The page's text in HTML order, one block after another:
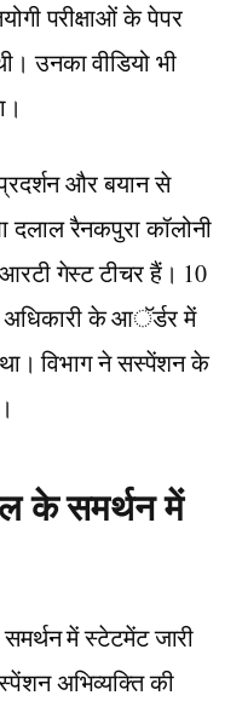
परीक्षाओं के पेपर
उनका वीडियो भी
और बयान से
रैनकपुरा कॉलोनी
गेस्ट टीचर हैं। 10
अधिकारी के आॅर्डर में
विभाग ने सस्पेंशन के
के समर्थन में
में स्टेटमेंट जारी
अभिव्यक्ति की